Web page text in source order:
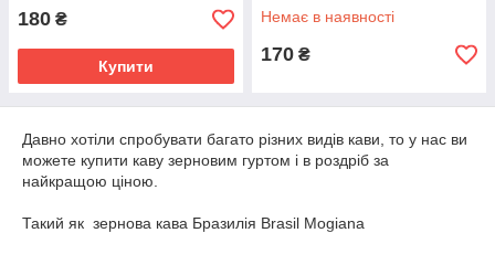
180 ₴
Купити
Немає в наявності
170 ₴
Давно хотіли спробувати багато різних видів кави, то у нас ви
можете купити каву зерновим гуртом і в роздріб за
найкращою ціною.
Такий як зернова кава Бразилія Brasil Mogiana